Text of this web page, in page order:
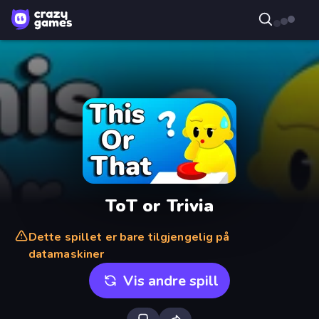
ToT or Trivia
Dette spillet er bare tilgjengelig på
datamaskiner
Vis andre spill